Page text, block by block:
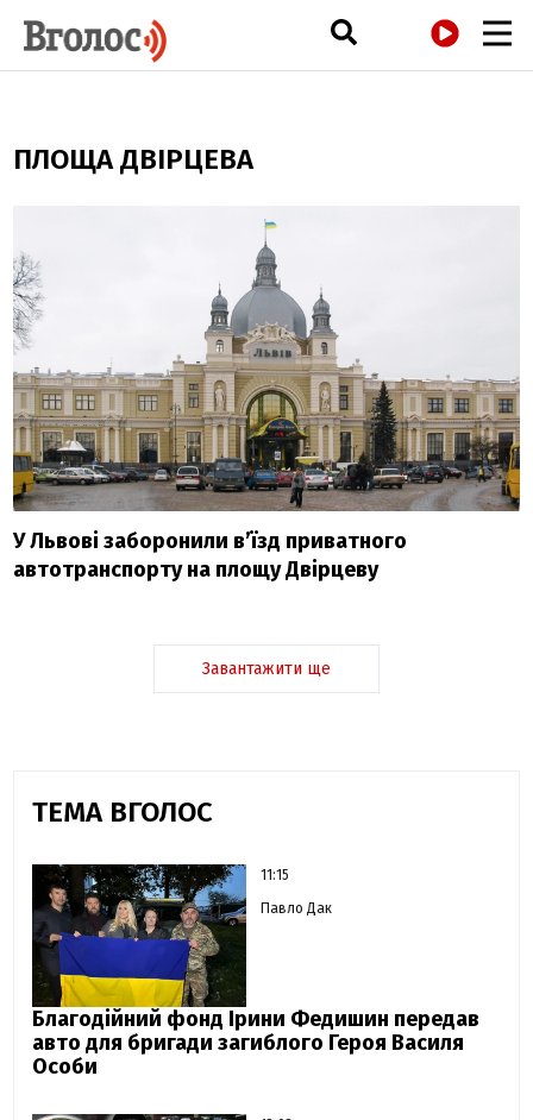
ПЛОЩА ДВІРЦЕВА
У Львові заборонили в’їзд приватного
автотранспорту на площу Двірцеву
Завантажити ще
ТЕМА ВГОЛОС
11:15
Павло Дак
Благодійний фонд Ірини Федишин передав
авто для бригади загиблого Героя Василя
Особи